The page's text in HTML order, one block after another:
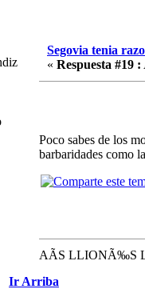
Segovia tenia
« Respuesta #19 :
Poco sabes de los
barbaridades como
AÃS LLIONÃ‰S
Ir Arriba